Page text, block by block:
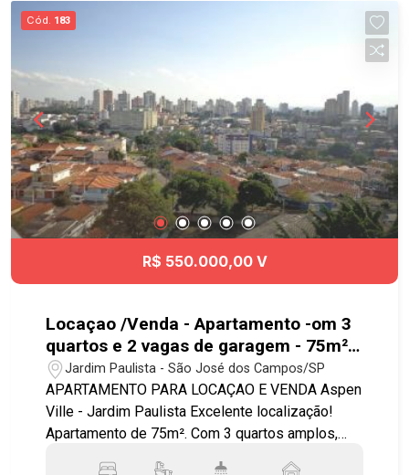
amplo comércio nos arredores. Fácil acesso à
Avenida São João, Anel Viário e à Rodovia
para diversas regiões da cidade. Agende já sua
visita!! #imobiliaria #geraçãoimóveis
#aptovenda #aptovendaSJC #VilaBetânia
#aceitapet
Cód. 183
R$ 550.000,00 V
Locaçao /Venda - Apartamento -om 3
quartos e 2 vagas de garagem - 75m²
no Jardim Paulista
Jardim Paulista - São José dos Campos/SP
APARTAMENTO PARA LOCAÇAO E VENDA Aspen
Ville - Jardim Paulista Excelente localização!
Apartamento de 75m². Com 3 quartos amplos,